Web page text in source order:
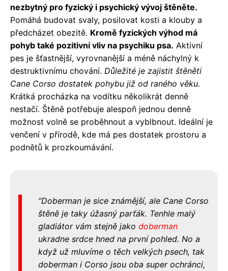
nezbytný pro fyzický i psychický vývoj štěněte.
Pomáhá budovat svaly, posilovat kosti a klouby a
předcházet obezitě. Kromě fyzických výhod má
pohyb také pozitivní vliv na psychiku psa. Aktivní
pes je šťastnější, vyrovnanější a méně náchylný k
destruktivnímu chování. Důležité je zajistit štěněti
Cane Corso dostatek pohybu již od raného věku.
Krátká procházka na vodítku několikrát denně
nestačí. Štěně potřebuje alespoň jednou denně
možnost volně se proběhnout a vyblbnout. Ideální je
venčení v přírodě, kde má pes dostatek prostoru a
podnětů k prozkoumávání.
Doberman je sice známější, ale Cane Corso
štěně je taky úžasný parťák. Tenhle malý
gladiátor vám stejně jako doberman
ukradne srdce hned na první pohled. No a
když už mluvíme o těch velkých psech, tak
doberman i Corso jsou oba super ochránci,